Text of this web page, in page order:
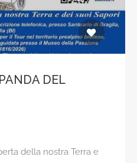
DEL
della nostra Terra e